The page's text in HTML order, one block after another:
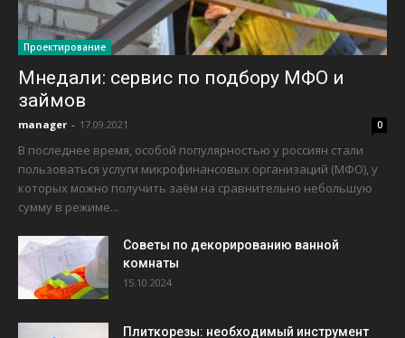
Проектирование
Мнедали: сервис по подбору МФО и
займов
manager - 17.09.2021 0
В последнее время, особой популярностью у россиян стали
пользоваться услуги микрофинансовых организаций (МФО), у
которых можно получить заём на сравнительно небольшую
сумму в режиме...
Советы по декорированию ванной
комнаты
15.10.2024
Плиткорезы: необходимый инструмент